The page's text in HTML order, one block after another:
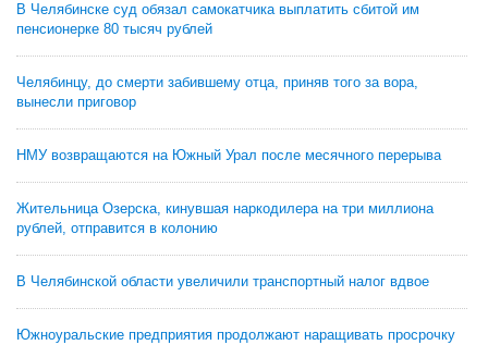
В Челябинске суд обязал самокатчика выплатить сбитой им
пенсионерке 80 тысяч рублей
Челябинцу, до смерти забившему отца, приняв того за вора,
вынесли приговор
НМУ возвращаются на Южный Урал после месячного перерыва
Жительница Озерска, кинувшая наркодилера на три миллиона
рублей, отправится в колонию
В Челябинской области увеличили транспортный налог вдвое
Южноуральские предприятия продолжают наращивать просрочку